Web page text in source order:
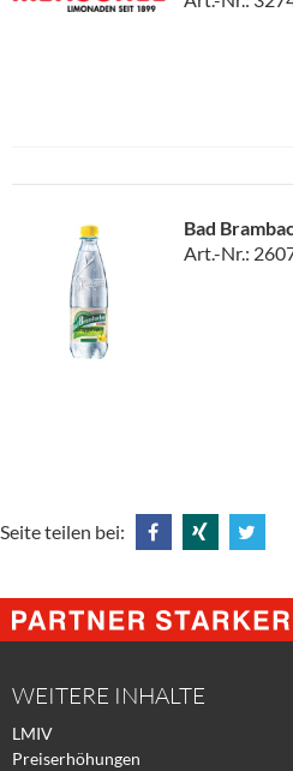
Bad
Art.-Nr.:
Seite teilen bei:
@
Facebook
@
Xing
@
Twitter
WEITERE INHALTE
LMIV
Preiserhöhungen